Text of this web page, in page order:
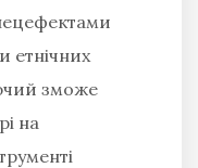
етнічних
зможе
на